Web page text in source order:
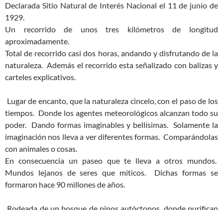
Declarada Sitio Natural de Interés Nacional el 11 de junio de
1929.
Un recorrido de unos tres kilómetros de longitud
aproximadamente.
Total de recorrido casi dos horas, andando y disfrutando de la
naturaleza. Además el recorrido esta señalizado con balizas y
carteles explicativos.
Lugar de encanto, que la naturaleza cincelo, con el paso de los
tiempos. Donde los agentes meteorológicos alcanzan todo su
poder. Dando formas imaginables y bellísimas. Solamente la
imaginación nos lleva a ver diferentes formas. Comparándolas
con animales o cosas.
En consecuencia un paseo que te lleva a otros mundos.
Mundos lejanos de seres que míticos. Dichas formas se
formaron hace 90 millones de años.